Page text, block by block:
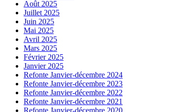
Août 2025
Juillet 2025
Juin 2025
Mai 2025
Avril 2025
Mars 2025
Février 2025
Janvier 2025
Refonte Janvier-décembre 2024
Refonte Janvier-décembre 2023
Refonte Janvier-décembre 2022
Refonte Janvier-décembre 2021
Refonte Janvier-décembre 2020